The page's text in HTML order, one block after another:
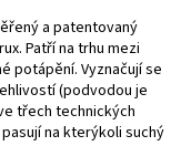
a patentovaný
Patří na trhu mezi
potápění. Vyznačují se
(podvodou je
třech technických
na kterýkoli suchý